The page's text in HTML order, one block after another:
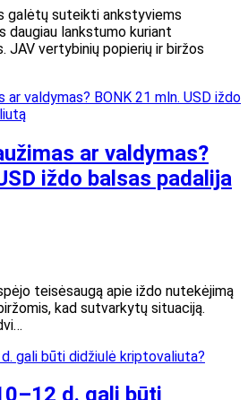
galėtų suteikti ankstyviems
lankstumo kuriant
JAV vertybinių popierių ir biržos
ar valdymas?
iždo balsas padalija
teisėsaugą apie iždo nutekėjimą
kad sutvarkytų situaciją.